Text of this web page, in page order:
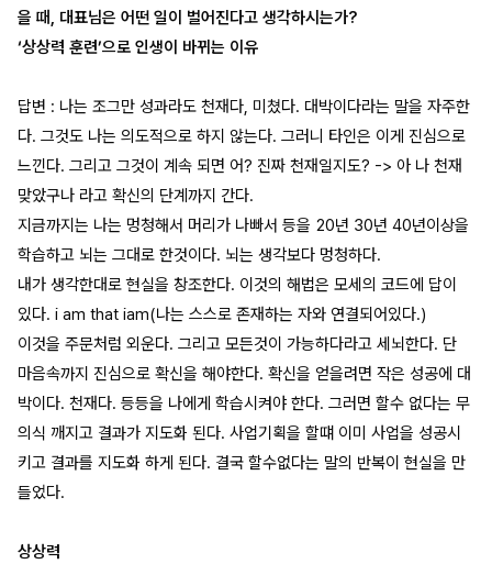
을 때, 대표님은 어떤 일이 벌어진다고 생각하시는가?
‘상상력 훈련’으로 인생이 바뀌는 이유
답변 : 나는 조그만 성과라도 천재다, 미쳤다. 대박이다라는 말을 자주한
다. 그것도 나는 의도적으로 하지 않는다. 그러니 타인은 이게 진심으로
느낀다. 그리고 그것이 계속 되면 어? 진짜 천재일지도? -> 아 나 천재
맞았구나 라고 확신의 단계까지 간다.
지금까지는 나는 멍청해서 머리가 나빠서 등을 20년 30년 40년이상을
학습하고 뇌는 그대로 한것이다. 뇌는 생각보다 멍청하다.
내가 생각한대로 현실을 창조한다. 이것의 해법은 모세의 코드에 답이
있다. i am that iam(나는 스스로 존재하는 자와 연결되어있다.)
이것을 주문처럼 외운다. 그리고 모든것이 가능하다라고 세뇌한다. 단
마음속까지 진심으로 확신을 해야한다. 확신을 얻을려면 작은 성공에 대
박이다. 천재다. 등등을 나에게 학습시켜야 한다. 그러면 할수 없다는 무
의식 깨지고 결과가 지도화 된다. 사업기획을 할떄 이미 사업을 성공시
키고 결과를 지도화 하게 된다. 결국 할수없다는 말의 반복이 현실을 만
들었다.
상상력